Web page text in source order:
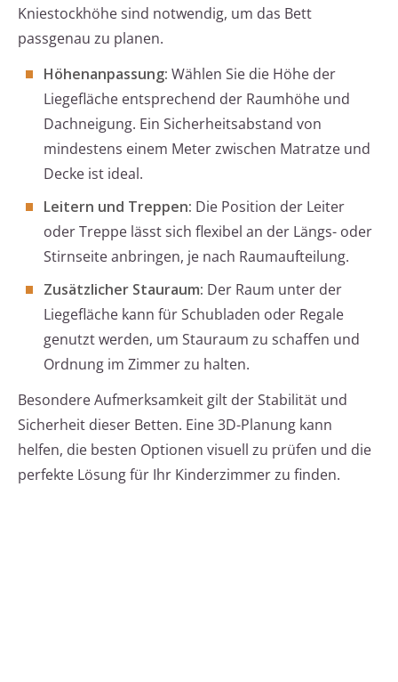
Kniestockhöhe sind notwendig, um das Bett
passgenau zu planen.
Höhenanpassung: Wählen Sie die Höhe der
Liegefläche entsprechend der Raumhöhe und
Dachneigung. Ein Sicherheitsabstand von
mindestens einem Meter zwischen Matratze und
Decke ist ideal.
Leitern und Treppen: Die Position der Leiter
oder Treppe lässt sich flexibel an der Längs- oder
Stirnseite anbringen, je nach Raumaufteilung.
Zusätzlicher Stauraum: Der Raum unter der
Liegefläche kann für Schubladen oder Regale
genutzt werden, um Stauraum zu schaffen und
Ordnung im Zimmer zu halten.
Besondere Aufmerksamkeit gilt der Stabilität und
Sicherheit dieser Betten. Eine 3D-Planung kann
helfen, die besten Optionen visuell zu prüfen und die
perfekte Lösung für Ihr Kinderzimmer zu finden.